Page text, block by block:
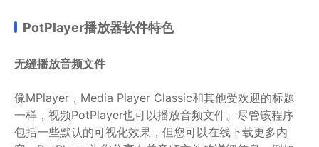
PotPlayer播放器软件特色
无缝播放音频文件
像MPlayer，Media Player Classic和其他受欢迎的标题
一样，视频PotPlayer也可以播放音频文件。尽管该程序
包括一些默认的可视化效果，但您可以在线下载更多内